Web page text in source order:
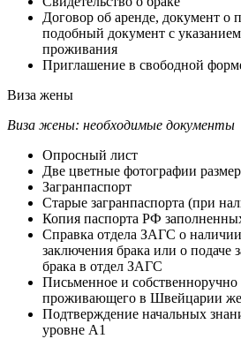
Договор об аренде, документ о
подобный документ с
проживания
Приглашение в свободной
Виза жены
Виза жены: необходимые документы
Опросный лист
Две цветные фотографии
Загранпаспорт
Старые загранпаспорта (при
Копия паспорта РФ
Справка отдела ЗАГС о
заключения брака или о подаче
брака в отдел ЗАГС
Письменное и собственноручно
проживающего в Швейцарии
Подтверждение начальных
уровне А1